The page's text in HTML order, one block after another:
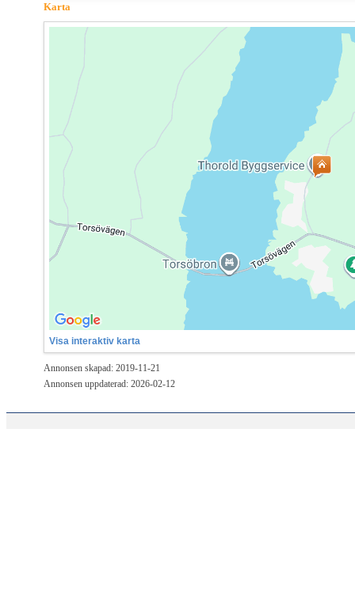
Karta
Visa interaktiv karta
Annonsen skapad: 2019-11-21
Annonsen uppdaterad: 2026-02-12